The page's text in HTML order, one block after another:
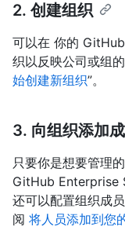
2. 创建组织
可以在 你的
织以反映公司或组
始创建新组织”。
3. 向组织添加
只要你是想要管理
GitHub Enterprise
还可以配置组织成
阅 将人员添加到您